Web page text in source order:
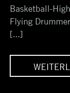
Basketball-
Flying
[...]